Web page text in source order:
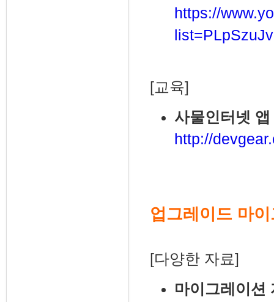
https://
[교육]
사물인터넷
http://
업그레이드 마
[다양한 자료]
마이그레이션